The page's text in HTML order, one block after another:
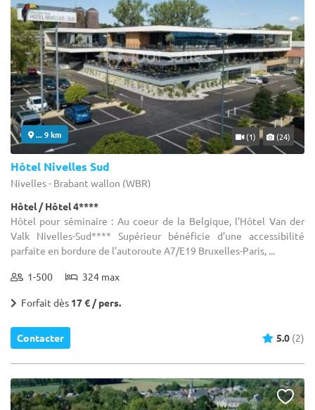
... 9 km (1) (24)
Hôtel Nivelles Sud
Nivelles - Brabant wallon (WBR)
Hôtel / Hôtel 4****
Hôtel pour séminaire : Au coeur de la Belgique, l’Hôtel Van der
Valk Nivelles-Sud**** Supérieur bénéficie d’une accessibilité
parfaite en bordure de l’autoroute A7/E19 Bruxelles-Paris, ...
1-500 324 max
Forfait dès 17 € / pers.
Contacter 5.0 (2)